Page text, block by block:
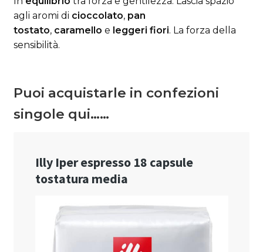
agli aromi di cioccolato, pan
tostato, caramello e leggeri fiori. La forza della
sensibilità.
Puoi acquistarle in confezioni
singole qui……